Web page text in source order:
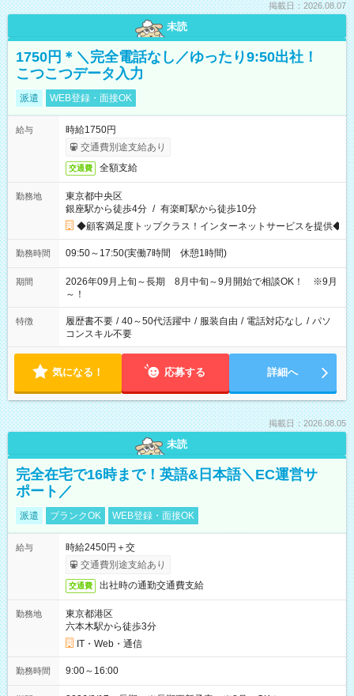
掲載日：2026.08.07
未読
1750円＊＼完全電話なし／ゆったり9:50出社！
こつこつデータ入力
派遣 WEB登録・面接OK
給与
時給1750円
交通費別途支給あり
交通費 全額支給
勤務地
東京都中央区
銀座駅から徒歩4分 / 有楽町駅から徒歩10分
◆顧客満足度トップクラス！インターネットサービスを提供◆
勤務時間 09:50～17:50(実働7時間 休憩1時間)
期間
2026年09月上旬～長期 8月中旬～9月開始で相談OK！ ※9月
～！
特徴 履歴書不要 / 40～50代活躍中 / 服装自由 / 電話対応なし / パソ
コンスキル不要
気になる！ 応募する 詳細へ
掲載日：2026.08.05
未読
完全在宅で16時まで！英語&日本語＼EC運営サ
ポート／
派遣 ブランクOK WEB登録・面接OK
給与
時給2450円＋交
交通費別途支給あり
交通費 出社時の通勤交通費支給
勤務地
東京都港区
六本木駅から徒歩3分
IT・Web・通信
勤務時間 9:00～16:00